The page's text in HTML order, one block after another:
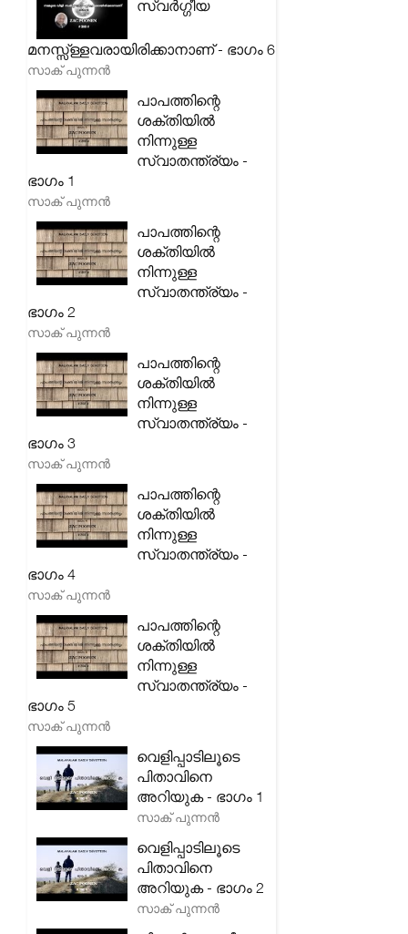
സ്വർഗ്ഗീയ
മനസ്സ്ള്ളവരായിരിക്കാനാണ് - ഭാഗം 6
സാക് പുന്നൻ
പാപത്തിന്റെ
ശക്തിയിൽ
നിന്നുള്ള
സ്വാതന്ത്ര്യം -
ഭാഗം 1
സാക് പുന്നൻ
പാപത്തിന്റെ
ശക്തിയിൽ
നിന്നുള്ള
സ്വാതന്ത്ര്യം -
ഭാഗം 2
സാക് പുന്നൻ
പാപത്തിന്റെ
ശക്തിയിൽ
നിന്നുള്ള
സ്വാതന്ത്ര്യം -
ഭാഗം 3
സാക് പുന്നൻ
പാപത്തിന്റെ
ശക്തിയിൽ
നിന്നുള്ള
സ്വാതന്ത്ര്യം -
ഭാഗം 4
സാക് പുന്നൻ
പാപത്തിന്റെ
ശക്തിയിൽ
നിന്നുള്ള
സ്വാതന്ത്ര്യം -
ഭാഗം 5
സാക് പുന്നൻ
വെളിപ്പാടിലൂടെ
പിതാവിനെ
അറിയുക - ഭാഗം 1
സാക് പുന്നൻ
വെളിപ്പാടിലൂടെ
പിതാവിനെ
അറിയുക - ഭാഗം 2
സാക് പുന്നൻ